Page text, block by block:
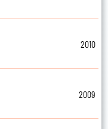
2010
2009